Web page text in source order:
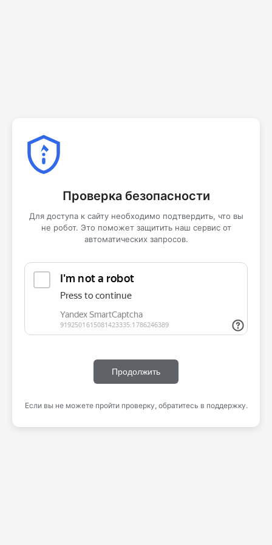
Проверка безопасности
Для доступа к сайту необходимо подтвердить, что вы
не робот. Это поможет защитить наш сервис от
автоматических запросов.
Продолжить
Если вы не можете пройти проверку, обратитесь в поддержку.